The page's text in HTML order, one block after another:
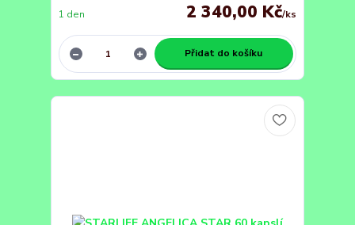
2 340,00 Kč/ks
1 den
Přidat do košíku